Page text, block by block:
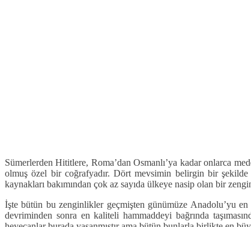
Sümerlerden Hititlere, Roma’dan Osmanlı’ya kadar onlarca
olmuş özel bir coğrafyadır. Dört mevsimin belirgin bir şekilde
kaynakları bakımından çok az sayıda ülkeye nasip olan bir
İşte bütün bu zenginlikler geçmişten günümüze Anadolu’yu
devriminden sonra en kaliteli hammaddeyi bağrında